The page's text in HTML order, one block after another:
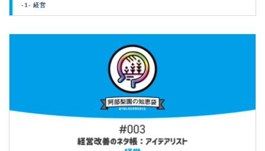
-1- 経営